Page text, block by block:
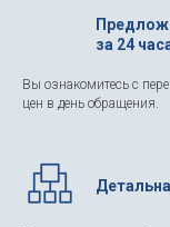
за 24
Вы ознакомитесь с
цен в день обращения.